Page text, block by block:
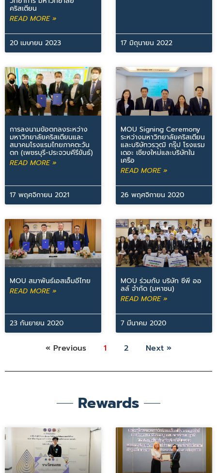
คริสเตียน
READ MORE »
20 เมษายน 2023 17 มิถุนายน 2022
การลงนามข้อตกลงระหว่าง
มหาวิทยาลัยคริสเตียนและ
สมาคมโรงแรมไทยภาคตะวัน
ตก (เพชรบุรี-ประจวบคีรีขันธ์)
READ MORE »
17 พฤศจิกายน 2021
MOU Signing Ceremony
ระหว่างมหาวิทยาลัยคริสเตียน
และบริษัทวรวุฒิ กรุ๊ป โรงแรม
เดอะ เชียงใหม่และบริษัทใน
เครือ
READ MORE »
26 พฤศจิกายน 2020
MOU สมาพันธ์เอสเอ็มอีไทย
READ MORE »
23 กันยายน 2020
MOU ร่วมกับ บริษัท ซีพี ออ
ลล์ จำกัด (มหาชน)
READ MORE »
7 มีนาคม 2020
« Previous 1 2 Next »
Rewards